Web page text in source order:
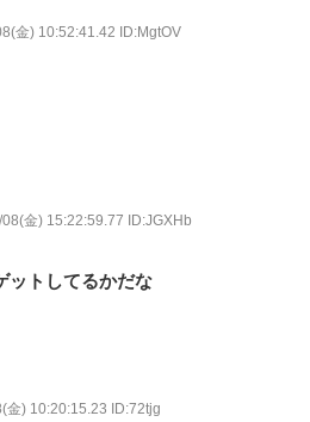
金) 10:52:41.42 ID:MgtOV
金) 15:22:59.77 ID:JGXHb
ットしてるかだな
金) 10:20:15.23 ID:72tjg